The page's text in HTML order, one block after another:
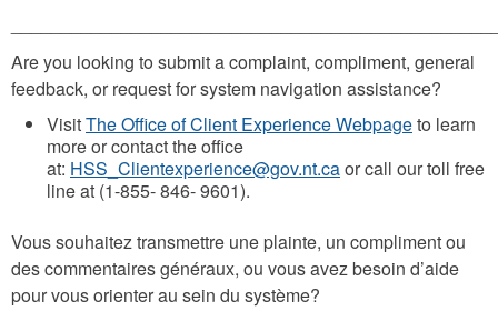
Are you looking to submit a complaint, compliment, general
feedback, or request for system navigation assistance?
VisitThe Office of Client Experience Webpageto learn
more or contact the office
at: HSS_Clientexperience@gov.nt.caor call our toll free
line at (1-855- 846- 9601).
Vous souhaitez transmettre une plainte, un compliment ou
des commentaires généraux, ou vous avez besoin d’aide
pour vous orienter au sein du système?